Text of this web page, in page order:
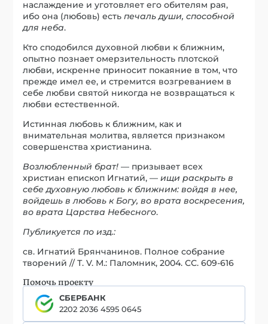
наслаждение и уготовляет его обителям рая,
ибо она (любовь) естьпечаль души, способной
для неба.
Кто сподобился духовной любви к ближним,
опытно познает омерзительность плотской
любви, искренне приносит покаяние в том, что
прежде имел ее, и стремится возгреванием в
себе любви святой никогда не возвращаться к
любви естественной.
Истинная любовь к ближним, как и
внимательная молитва, является признаком
совершенства христианина.
Возлюбленный брат!— призывает всех
христиан епископ Игнатий, —ищи раскрыть в
себе духовную любовь к ближним: войдя в нее,
войдешь в любовь к Богу, во врата воскресения,
во врата Царства Небесного.
Публикуется по изд.:
св. Игнатий Брянчанинов. Полное собрание
творений // Т. V. М.: Паломник, 2004. СС. 609-616
Помочь проекту
СБЕРБАНК
2202 2036 4595 0645